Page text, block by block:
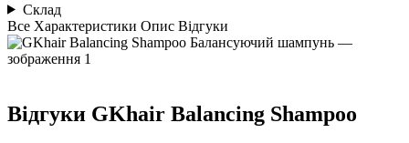
Склад
Все Характеристики Опис Відгуки
Відгуки GKhair Balancing Shampoo